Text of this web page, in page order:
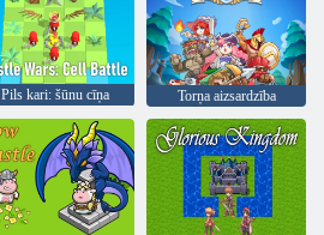
Pils kari: šūnu cīņa Torņa aizsardzība